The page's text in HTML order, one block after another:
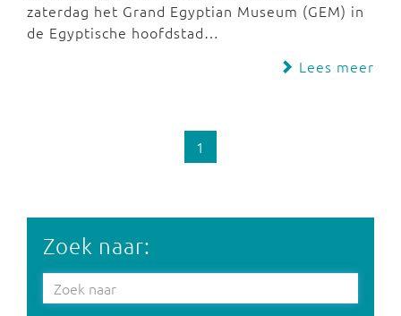
zaterdag het Grand Egyptian Museum (GEM) in
de Egyptische hoofdstad…
Lees meer
1
Zoek naar: